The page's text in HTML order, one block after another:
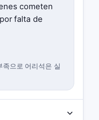
cometen
falta de
으로 어리석은 실